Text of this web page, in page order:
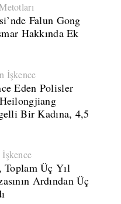
Falun Gong
Hakkında Ek
İşkence
Eden Polisler
Bir Kadına, 4,5
Toplam Üç Yıl
Ardından Üç